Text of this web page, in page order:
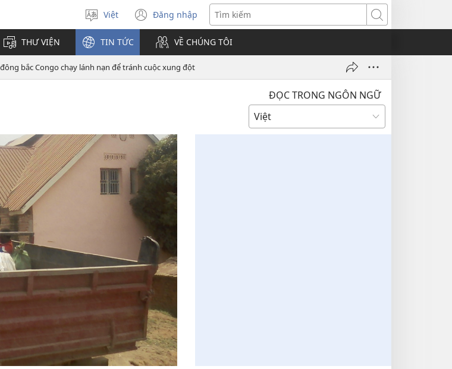
Chọn
ngôn
ngữ
Việt Đăng nhập
(mở
cửa
sổ
mới)
Tìm
kiếm
THƯ VIỆN TIN TỨC VỀ CHÚNG TÔI
bắc Congo chạy lánh nạn để tránh cuộc xung đột
ĐỌC TRONG NGÔN NGỮ